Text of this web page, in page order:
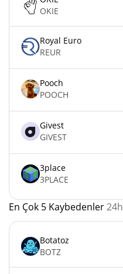
OKIE
Royal Euro
REUR
Pooch
POOCH
Givest
GIVEST
3place
3PLACE
En Çok 5 Kaybedenler24h
Botatoz
BOTZ